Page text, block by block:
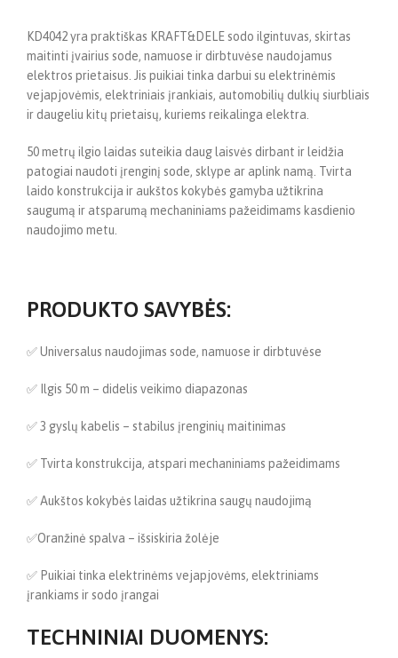
KD4042 yra praktiškas KRAFT&DELE sodo ilgintuvas, skirtas
maitinti įvairius sode, namuose ir dirbtuvėse naudojamus
elektros prietaisus. Jis puikiai tinka darbui su elektrinėmis
vejapjovėmis, elektriniais įrankiais, automobilių dulkių siurbliais
ir daugeliu kitų prietaisų, kuriems reikalinga elektra.
50 metrų ilgio laidas suteikia daug laisvės dirbant ir leidžia
patogiai naudoti įrenginį sode, sklype ar aplink namą. Tvirta
laido konstrukcija ir aukštos kokybės gamyba užtikrina
saugumą ir atsparumą mechaniniams pažeidimams kasdienio
naudojimo metu.
PRODUKTO SAVYBĖS:
✅ Universalus naudojimas sode, namuose ir dirbtuvėse
✅ Ilgis 50 m – didelis veikimo diapazonas
✅ 3 gyslų kabelis – stabilus įrenginių maitinimas
✅ Tvirta konstrukcija, atspari mechaniniams pažeidimams
✅ Aukštos kokybės laidas užtikrina saugų naudojimą
✅Oranžinė spalva – išsiskiria žolėje
✅ Puikiai tinka elektrinėms vejapjovėms, elektriniams
įrankiams ir sodo įrangai
TECHNINIAI DUOMENYS: